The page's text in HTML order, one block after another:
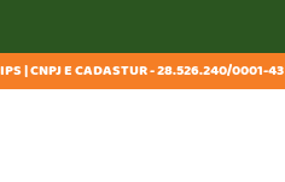
| CNPJ E CADASTUR - 28.526.240/0001-43